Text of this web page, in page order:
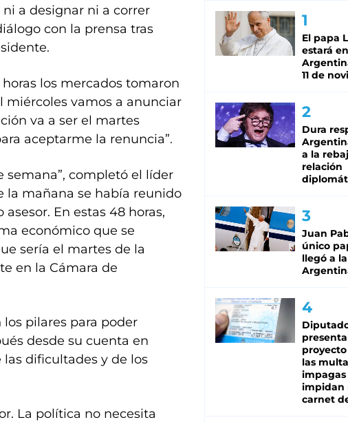
a designar ni a correr
con la prensa tras
los mercados tomaron
miércoles vamos a anunciar
va a ser el martes
aceptarme la renuncia”.
semana”, completó el líder
la mañana se había reunido
En estas 48 horas,
económico que se
sería el martes de la
en la Cámara de
pilares para poder
desde su cuenta en
las dificultades y de los
La política no necesita
El papa
estará
11 de
Dura
a la
relación
Juan
único
llegó a la
las
impagas
impidan
carnet